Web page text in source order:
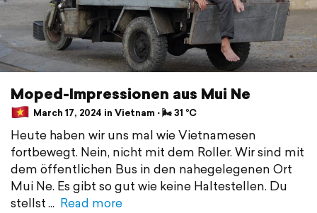
Moped-Impressionen aus Mui Ne
March 17, 2024 in Vietnam ⋅ 🌬 31 °C
Heute haben wir uns mal wie Vietnamesen
fortbewegt. Nein, nicht mit dem Roller. Wir sind mit
dem öffentlichen Bus in den nahegelegenen Ort
Mui Ne. Es gibt so gut wie keine Haltestellen. Du
stellst
Read more